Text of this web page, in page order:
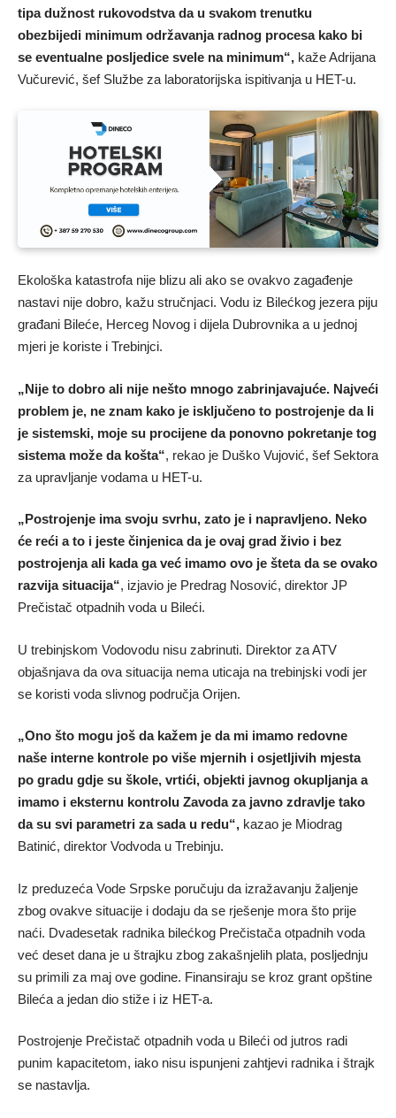
tipa dužnost rukovodstva da u svakom trenutku
obezbijedi minimum održavanja radnog procesa kako bi
se eventualne posljedice svele na minimum“, kaže Adrijana
Vučurević, šef Službe za laboratorijska ispitivanja u HET-u.
Ekološka katastrofa nije blizu ali ako se ovakvo zagađenje
nastavi nije dobro, kažu stručnjaci. Vodu iz Bilećkog jezera piju
građani Bileće, Herceg Novog i dijela Dubrovnika a u jednoj
mjeri je koriste i Trebinjci.
„Nije to dobro ali nije nešto mnogo zabrinjavajuće. Najveći
problem je, ne znam kako je isključeno to postrojenje da li
je sistemski, moje su procijene da ponovno pokretanje tog
sistema može da košta“, rekao je Duško Vujović, šef Sektora
za upravljanje vodama u HET-u.
„Postrojenje ima svoju svrhu, zato je i napravljeno. Neko
će reći a to i jeste činjenica da je ovaj grad živio i bez
postrojenja ali kada ga već imamo ovo je šteta da se ovako
razvija situacija“, izjavio je Predrag Nosović, direktor JP
Prečistač otpadnih voda u Bileći.
U trebinjskom Vodovodu nisu zabrinuti. Direktor za ATV
objašnjava da ova situacija nema uticaja na trebinjski vodi jer
se koristi voda slivnog područja Orijen.
„Ono što mogu još da kažem je da mi imamo redovne
naše interne kontrole po više mjernih i osjetljivih mjesta
po gradu gdje su škole, vrtići, objekti javnog okupljanja a
imamo i eksternu kontrolu Zavoda za javno zdravlje tako
da su svi parametri za sada u redu“, kazao je Miodrag
Batinić, direktor Vodvoda u Trebinju.
Iz preduzeća Vode Srpske poručuju da izražavanju žaljenje
zbog ovakve situacije i dodaju da se rješenje mora što prije
naći. Dvadesetak radnika bilećkog Prečistača otpadnih voda
već deset dana je u štrajku zbog zakašnjelih plata, posljednju
su primili za maj ove godine. Finansiraju se kroz grant opštine
Bileća a jedan dio stiže i iz HET-a.
Postrojenje Prečistač otpadnih voda u Bileći od jutros radi
punim kapacitetom, iako nisu ispunjeni zahtjevi radnika i štrajk
se nastavlja.